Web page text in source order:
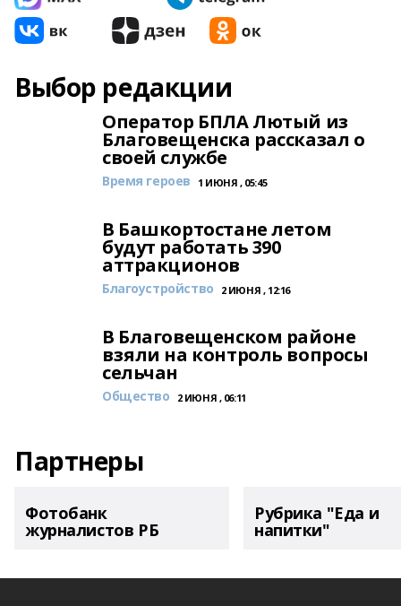
Выбор редакции
Оператор БПЛА Лютый из
Благовещенска рассказал о
своей службе
Время героев 1 ИЮНЯ , 05:45
В Башкортостане летом
будут работать 390
аттракционов
Благоустройство 2 ИЮНЯ , 12:16
В Благовещенском районе
взяли на контроль вопросы
сельчан
Общество 2 ИЮНЯ , 06:11
Партнеры
Фотобанк
журналистов РБ
Рубрика "Еда и
напитки"